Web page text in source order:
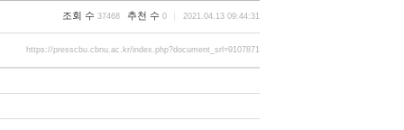
조회 수 37468 추천 수 0 2021.04.13 09:44:31
https://presscbu.cbnu.ac.kr/index.php?document_srl=9107871